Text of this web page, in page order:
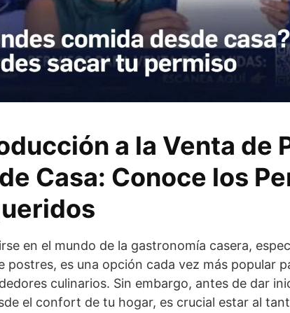
a la Venta de
Casa: Conoce los
en el mundo de la gastronomía casera,
postres, es una opción cada vez más popular
culinarios. Sin embargo, antes de dar
el confort de tu hogar, es crucial estar al